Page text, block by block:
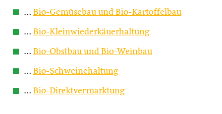
… Bio-Gemüsebau und Bio-Kartoffelbau
… Bio-Kleinwiederkäuerhaltung
… Bio-Obstbau und Bio-Weinbau
… Bio-Schweinehaltung
… Bio-Direktvermarktung